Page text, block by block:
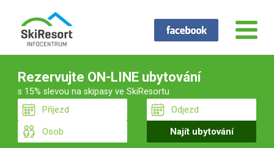
Rezervujte ON-LINE ubytování
s 15% slevou na skipasy ve SkiResortu